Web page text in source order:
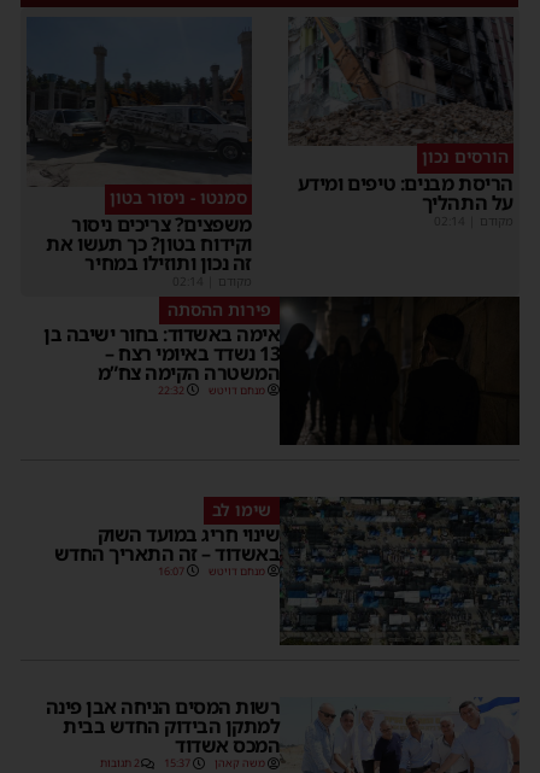
הורסים נכון
הריסת מבנים: טיפים ומידע
על התהליך
מקודם
סמנטו - ניסור בטון
משפצים? צריכים ניסור
וקידוח בטון? כך תעשו את
זה נכון ותוזילו במחיר
מקודם
פירות ההסתה
אימה באשדוד: בחור ישיבה בן
13 נשדד באיומי רצח –
המשטרה הקימה צח”מ
מנחם דויטש 22:32
שימו לב
שינוי חריג במועד השוק
באשדוד – זה התאריך החדש
מנחם דויטש 16:07
רשות המסים הניחה אבן פינה
למתקן הבידוק החדש בבית
המכס אשדוד
משה קאהן 15:37 2 תגובות